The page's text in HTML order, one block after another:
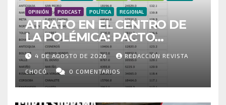
OPINIÓN PODCAST POLÍTICA REGIONAL
ATRATO EN EL CENTRO DE
LA POLÉMICA: PACTO
HISTÓRICO CUESTIONA
CENSO ELECTORAL Y PIDE
INVESTIGAR PRESUNTO
FRAUDE
4 DE AGOSTO DE 2026 REDACCIÓN REVISTA
CHOCÓ 0 COMENTARIOS